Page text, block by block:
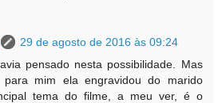
29 de agosto de 2016 às 09:24
pensado nesta possibilidade. Mas
para mim ela engravidou do marido
tema do filme, a meu ver, é o